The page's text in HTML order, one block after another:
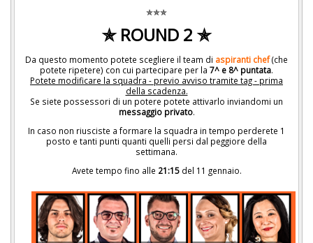
✯✯✯
✯ ROUND 2 ✯
Da questo momento potete scegliere il team di aspiranti chef(che
potete ripetere) con cui partecipare per la 7^ e 8^ puntata.
Potete modificare la squadra - previo avviso tramite tag - prima
della scadenza.
Se siete possessori di un potere potete attivarlo inviandomi un
messaggio privato.
In caso non riusciste a formare la squadra in tempo perderete 1
posto e tanti punti quanti quelli persi dal peggiore della
settimana.
Avete tempo fino alle 21:15del 11 gennaio.